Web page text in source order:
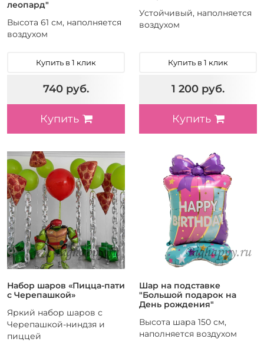
леопард"
Высота 61 см, наполняется
воздухом
Купить в 1 клик
740 руб.
Купить
Устойчивый, наполняется
воздухом
Купить в 1 клик
1 200 руб.
Купить
Набор шаров «Пицца-пати
с Черепашкой»
Яркий набор шаров с
Черепашкой-ниндзя и
пиццей
Шар на подставке
"Большой подарок на
День рождения"
Высота шара 150 см,
наполняется воздухом